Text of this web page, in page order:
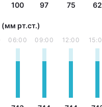
100 97 75 62
(мм рт.ст.)
06:00 09:00 12:00